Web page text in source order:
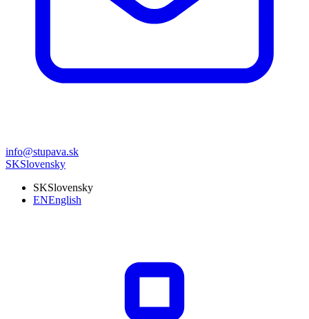
info@stupava.sk
SKSlovensky
SKSlovensky
ENEnglish